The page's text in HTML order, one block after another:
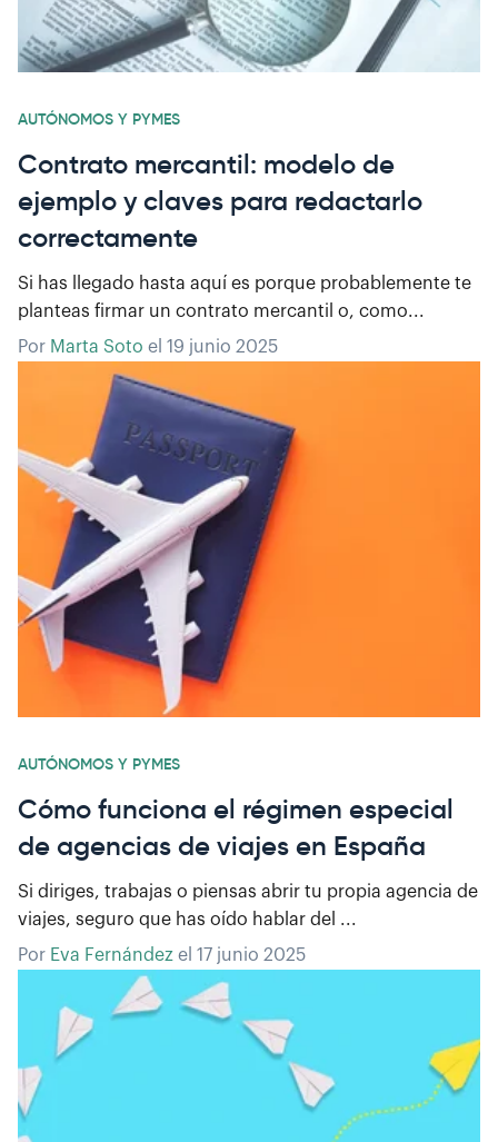
AUTÓNOMOS Y PYMES
Contrato mercantil: modelo de
ejemplo y claves para redactarlo
correctamente
Si has llegado hasta aquí es porque probablemente te
planteas firmar un contrato mercantil o, como...
Por Marta Soto el 19 junio 2025
AUTÓNOMOS Y PYMES
Cómo funciona el régimen especial
de agencias de viajes en España
Si diriges, trabajas o piensas abrir tu propia agencia de
viajes, seguro que has oído hablar del ...
Por Eva Fernández el 17 junio 2025